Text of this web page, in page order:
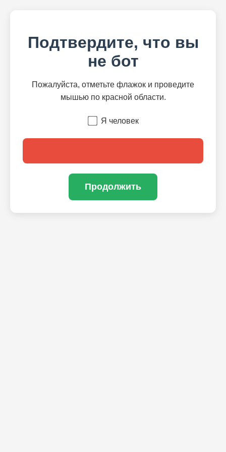
Подтвердите, что вы
не бот
Пожалуйста, отметьте флажок и проведите
мышью по красной области.
Я человек
Продолжить